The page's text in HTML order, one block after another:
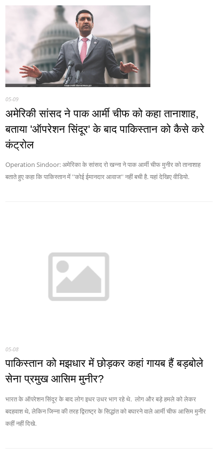
05-09
अमेरिकी सांसद ने पाक आर्मी चीफ को कहा तानाशाह,
बताया 'ऑपरेशन सिंदूर' के बाद पाकिस्तान को कैसे करे
कंट्रोल
Operation Sindoor: अमेरिका के सांसद रो खन्ना ने पाक आर्मी चीफ मुनीर को तानाशाह
बताते हुए कहा कि पाकिस्तान में ''कोई ईमानदार आवाज'' नहीं बची है. यहां देखिए वीडियो.
05-08
पाकिस्‍तान को मझधार में छोड़कर कहां गायब हैं बड़बोले
सेना प्रमुख आसिम मुनीर?
भारत के ऑपरेशन सिंदूर के बाद लोग इधर उधर भाग रहे थे. लोग और बड़े हमले को लेकर
बदहवाश थे, लेकिन जिन्ना की तरह द्विराष्ट्र के सिद्धांत को बघारने वाले आर्मी चीफ आसिम मुनीर
कहीं नहीं दिखे.